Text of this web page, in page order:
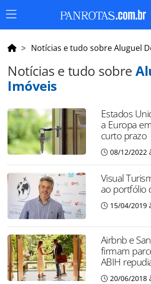
Menu
Principal
Notícias e tudo sobre Aluguel
Notícias e tudo sobre
Imóveis
Estados
a Europa
curto prazo
08/12/2022
Visual
ao portfólio
15/04/2019
Airbnb e
firmam
ABIH
20/06/2018